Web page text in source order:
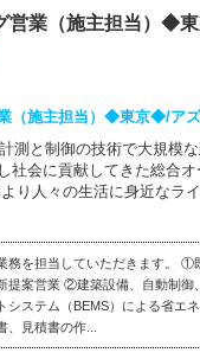
営業（施主担当）◆
（施主担当）◆東京◆/ア
測と制御の技術で大規模な
社会に貢献してきた総合
り人々の生活に身近なラ
務を担当していただきます。 ①
提案営業 ②建築設備、自動制御
システム（BEMS）による省エ
見積書の作...